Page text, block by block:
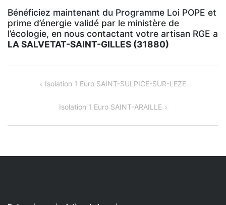
Bénéficiez maintenant du Programme Loi POPE et
prime d’énergie validé par le ministère de
l’écologie, en nous contactant votre artisan RGE a
LA SALVETAT-SAINT-GILLES (31880)
NAVIGATIONIsolation 1 Euro SAINT-SULPICE-SUR-LEZE
Isolation 1 Euro SAINT-ARAILLE